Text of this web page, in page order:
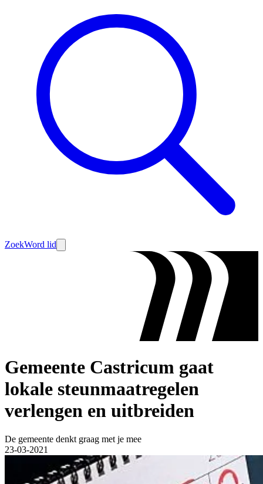
ZoekWord lid
Gemeente Castricum gaat
lokale steunmaatregelen
verlengen en uitbreiden
De gemeente denkt graag met je mee
23-03-2021